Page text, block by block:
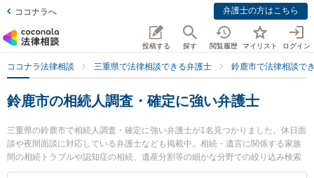
ココナラへ 弁護士の方はこちら
投稿する 探す 閲覧履歴 マイリスト ログイン
ココナラ法律相談 三重県で法律相談できる弁護士 鈴鹿市で法律相談で
鈴鹿市の相続人調査・確定に強い弁護士
三重県の鈴鹿市で相続人調査・確定に強い弁護士が1名見つかりました。休日面
談や夜間面談に対応している弁護士なども掲載中。相続・遺言に関係する家族
間の相続トラブルや認知症の相続、遺産分割等の細かな分野での絞り込み検索
もでき便利です。特に川戸綜合法律事務所の川戸 雄介弁護士のプロフィール情